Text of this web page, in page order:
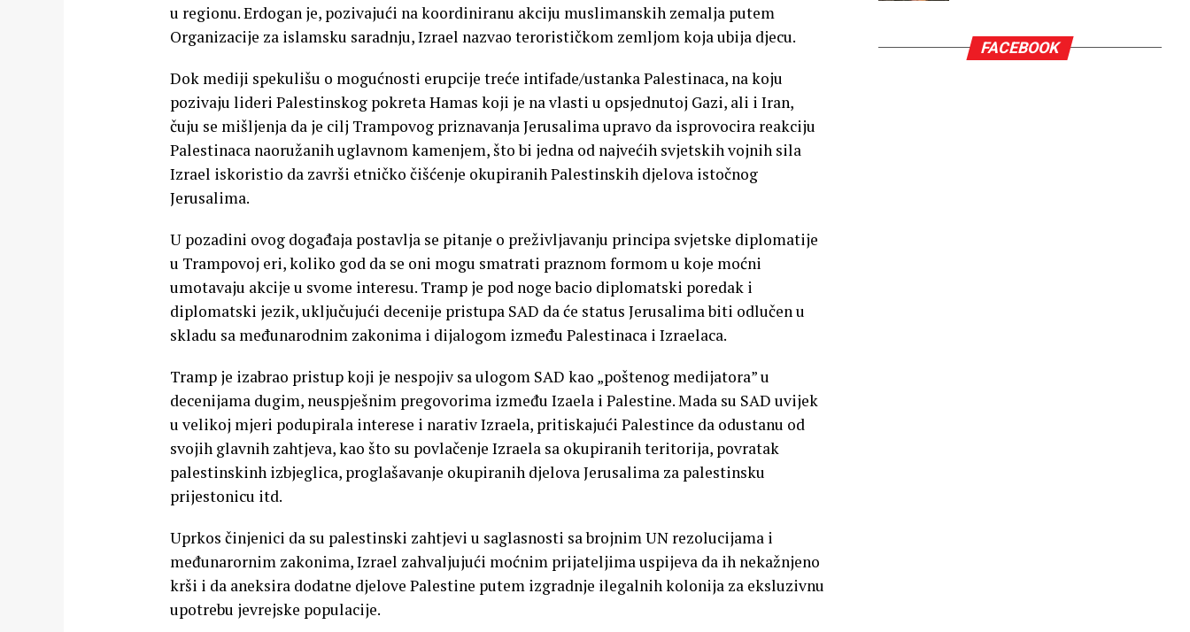
u regionu. Erdogan je, pozivajući na koordiniranu akciju muslimanskih zemalja putem
Organizacije za islamsku saradnju, Izrael nazvao terorističkom zemljom koja ubija djecu.
Dok mediji spekulišu o mogućnosti erupcije treće intifade/ustanka Palestinaca, na koju
pozivaju lideri Palestinskog pokreta Hamas koji je na vlasti u opsjednutoj Gazi, ali i Iran,
čuju se mišljenja da je cilj Trampovog priznavanja Jerusalima upravo da isprovocira reakciju
Palestinaca naoružanih uglavnom kamenjem, što bi jedna od najvećih svjetskih vojnih sila
Izrael iskoristio da završi etničko čišćenje okupiranih Palestinskih djelova istočnog
Jerusalima.
U pozadini ovog događaja postavlja se pitanje o preživljavanju principa svjetske diplomatije
u Trampovoj eri, koliko god da se oni mogu smatrati praznom formom u koje moćni
umotavaju akcije u svome interesu. Tramp je pod noge bacio diplomatski poredak i
diplomatski jezik, uključujući decenije pristupa SAD da će status Jerusalima biti odlučen u
skladu sa međunarodnim zakonima i dijalogom između Palestinaca i Izraelaca.
Tramp je izabrao pristup koji je nespojiv sa ulogom SAD kao „poštenog medijatora” u
decenijama dugim, neuspješnim pregovorima između Izaela i Palestine. Mada su SAD uvijek
u velikoj mjeri podupirala interese i narativ Izraela, pritiskajući Palestince da odustanu od
svojih glavnih zahtjeva, kao što su povlačenje Izraela sa okupiranih teritorija, povratak
palestinskinh izbjeglica, proglašavanje okupiranih djelova Jerusalima za palestinsku
prijestonicu itd.
Uprkos činjenici da su palestinski zahtjevi u saglasnosti sa brojnim UN rezolucijama i
međunarornim zakonima, Izrael zahvaljujući moćnim prijateljima uspijeva da ih nekažnjeno
krši i da aneksira dodatne djelove Palestine putem izgradnje ilegalnih kolonija za eksluzivnu
upotrebu jevrejske populacije.
FACEBOOK